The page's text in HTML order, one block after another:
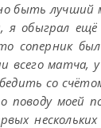
быть лучший
я обыграл
соперник
всего матча,
со
поводу моей